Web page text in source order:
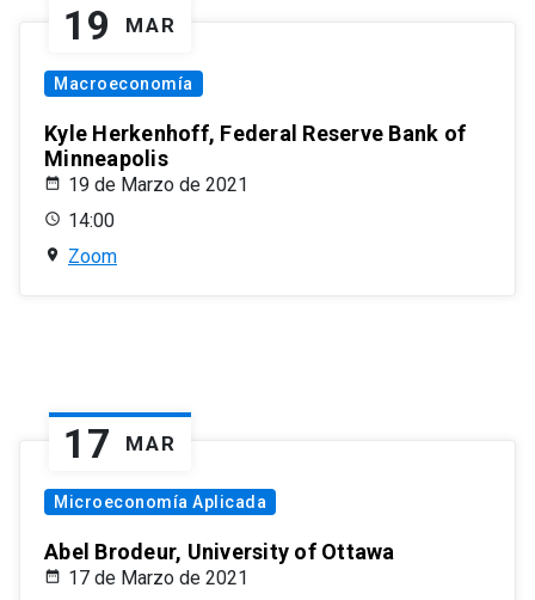
19 MAR
Macroeconomía
Kyle Herkenhoff, Federal Reserve Bank of
Minneapolis
19 de Marzo de 2021
14:00
Zoom
17 MAR
Microeconomía Aplicada
Abel Brodeur, University of Ottawa
17 de Marzo de 2021